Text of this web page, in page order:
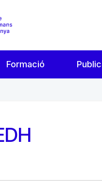
Formació